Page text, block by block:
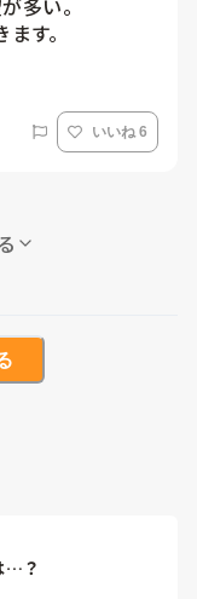
多い。
す。
いいね 6
…？